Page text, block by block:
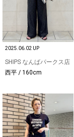
2025.06.02 UP
SHIPS なんばパークス店
西平 / 160cm